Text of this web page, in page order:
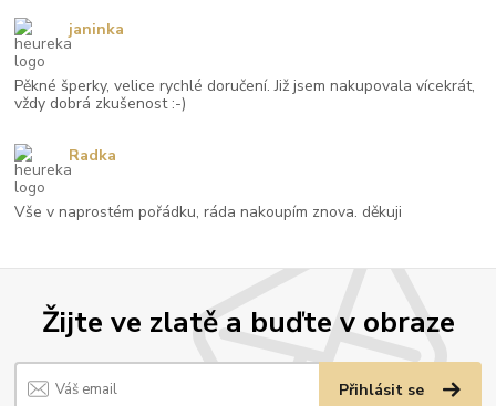
Žijte ve zlatě a buďte v obraze
Přihlásit se
Pěkné šperky, velice rychlé doručení. Již jsem nakupovala vícekrát,
vždy dobrá zkušenost :-)
janinka
Vše v naprostém pořádku, ráda nakoupím znova. děkuji
Radka